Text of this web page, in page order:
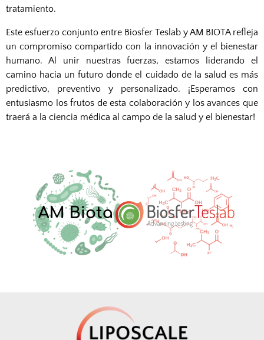
tratamiento.
Este esfuerzo conjunto entre Biosfer Teslab y AM BIOTA refleja
un compromisocompartido con la innovación y el bienestar
humano. Al unir nuestras fuerzas, estamos
liderando el
camino hacia un futuro donde el cuidado de la salud es más
predictivo, preventivo y personalizado. ¡Esperamos con
entusiasmo los frutos de esta colaboración y los avances que
traerá a la ciencia médica al campo de la salud y el bienestar!